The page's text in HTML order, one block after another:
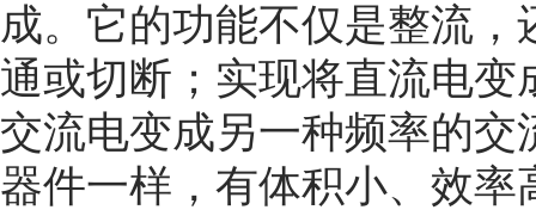
成。它的功能不仅是整流
通或切断；实现将直流电
交流电变成另一种频率的
器件一样，有体积小、效